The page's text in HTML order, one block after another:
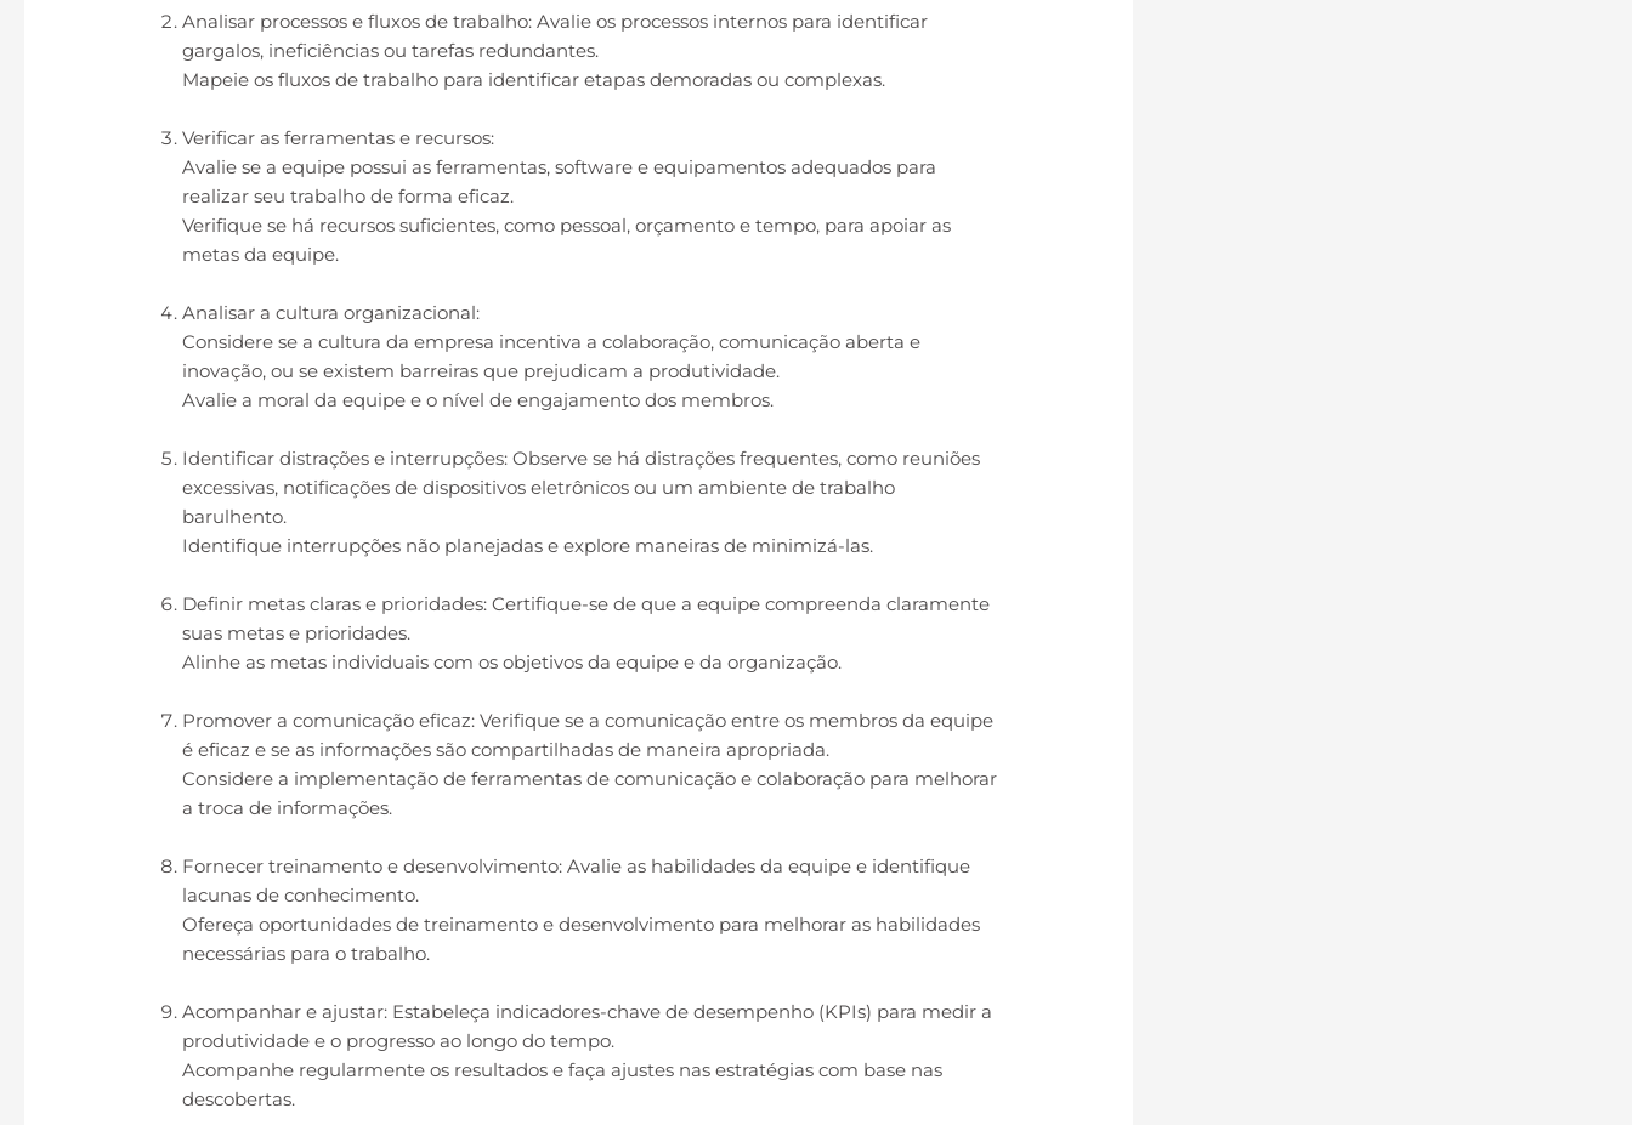
Analisar processos e fluxos de trabalho: Avalie os processos internos para identificar
gargalos, ineficiências ou tarefas redundantes.
Mapeie os fluxos de trabalho para identificar etapas demoradas ou complexas.
Verificar as ferramentas e recursos:
Avalie se a equipe possui as ferramentas, software e equipamentos adequados para
realizar seu trabalho de forma eficaz.
Verifique se há recursos suficientes, como pessoal, orçamento e tempo, para apoiar as
metas da equipe.
Analisar a cultura organizacional:
Considere se a cultura da empresa incentiva a colaboração, comunicação aberta e
inovação, ou se existem barreiras que prejudicam a produtividade.
Avalie a moral da equipe e o nível de engajamento dos membros.
Identificar distrações e interrupções: Observe se há distrações frequentes, como reuniões
excessivas, notificações de dispositivos eletrônicos ou um ambiente de trabalho
barulhento.
Identifique interrupções não planejadas e explore maneiras de minimizá-las.
Definir metas claras e prioridades: Certifique-se de que a equipe compreenda claramente
suas metas e prioridades.
Alinhe as metas individuais com os objetivos da equipe e da organização.
Promover a comunicação eficaz: Verifique se a comunicação entre os membros da equipe
é eficaz e se as informações são compartilhadas de maneira apropriada.
Considere a implementação de ferramentas de comunicação e colaboração para melhorar
a troca de informações.
Fornecer treinamento e desenvolvimento: Avalie as habilidades da equipe e identifique
lacunas de conhecimento.
Ofereça oportunidades de treinamento e desenvolvimento para melhorar as habilidades
necessárias para o trabalho.
Acompanhar e ajustar: Estabeleça indicadores-chave de desempenho (KPIs) para medir a
produtividade e o progresso ao longo do tempo.
Acompanhe regularmente os resultados e faça ajustes nas estratégias com base nas
descobertas.